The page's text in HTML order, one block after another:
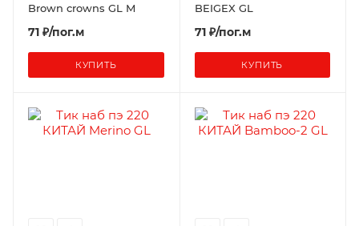
Brown crowns GL М
71 ₽/пог.м
КУПИТЬ
BEIGEX GL
71 ₽/пог.м
КУПИТЬ